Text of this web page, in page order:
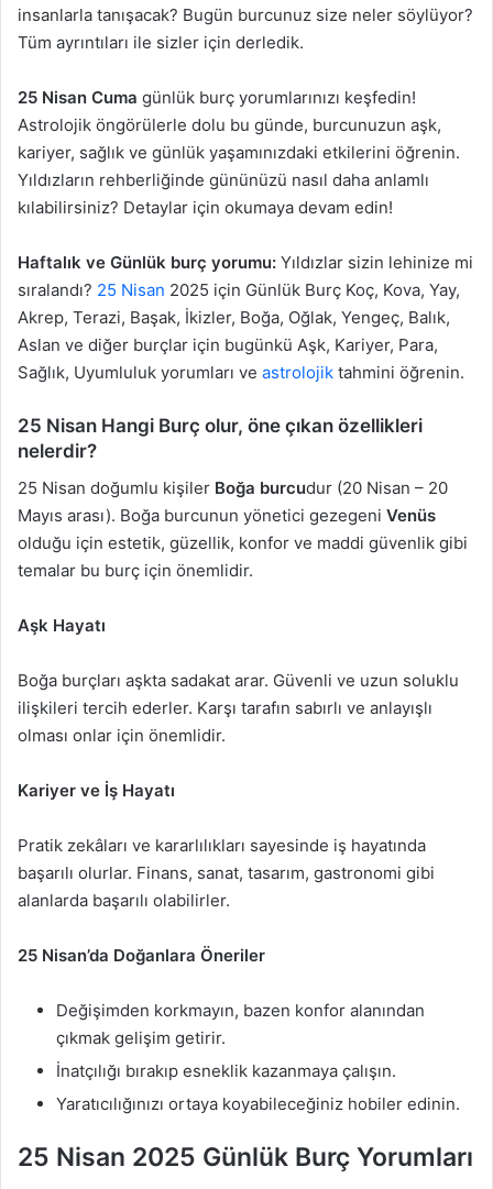
insanlarla tanışacak? Bugün burcunuz size neler söylüyor?
Tüm ayrıntıları ile sizler için derledik.
25 Nisan Cuma günlük burç yorumlarınızı keşfedin!
Astrolojik öngörülerle dolu bu günde, burcunuzun aşk,
kariyer, sağlık ve günlük yaşamınızdaki etkilerini öğrenin.
Yıldızların rehberliğinde gününüzü nasıl daha anlamlı
kılabilirsiniz? Detaylar için okumaya devam edin!
Haftalık ve Günlük burç yorumu: Yıldızlar sizin lehinize mi
sıralandı? 25 Nisan 2025 için Günlük Burç Koç, Kova, Yay,
Akrep, Terazi, Başak, İkizler, Boğa, Oğlak, Yengeç, Balık,
Aslan ve diğer burçlar için bugünkü Aşk, Kariyer, Para,
Sağlık, Uyumluluk yorumları ve astrolojik tahmini öğrenin.
25 Nisan Hangi Burç olur, öne çıkan özellikleri
nelerdir?
25 Nisan doğumlu kişiler Boğa burcudur (20 Nisan – 20
Mayıs arası). Boğa burcunun yönetici gezegeni Venüs
olduğu için estetik, güzellik, konfor ve maddi güvenlik gibi
temalar bu burç için önemlidir.
Aşk Hayatı
Boğa burçları aşkta sadakat arar. Güvenli ve uzun soluklu
ilişkileri tercih ederler. Karşı tarafın sabırlı ve anlayışlı
olması onlar için önemlidir.
Kariyer ve İş Hayatı
Pratik zekâları ve kararlılıkları sayesinde iş hayatında
başarılı olurlar. Finans, sanat, tasarım, gastronomi gibi
alanlarda başarılı olabilirler.
25 Nisan’da Doğanlara Öneriler
Değişimden korkmayın, bazen konfor alanından
çıkmak gelişim getirir.
İnatçılığı bırakıp esneklik kazanmaya çalışın.
Yaratıcılığınızı ortaya koyabileceğiniz hobiler edinin.
25 Nisan 2025 Günlük Burç Yorumları